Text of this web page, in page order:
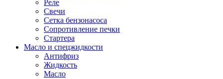
Реле
Свечи
Сетка бензонасоса
Сопротивление печки
Стартера
Масло и спецжидкости
Антифриз
Жидкость
Масло